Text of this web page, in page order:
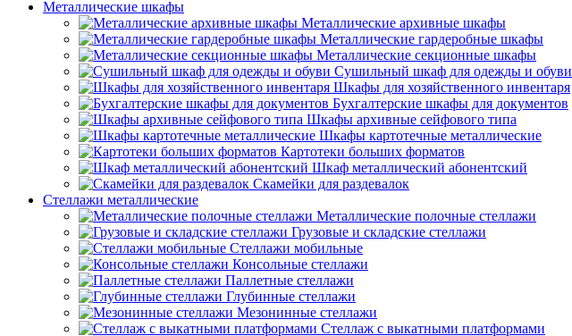
Металлические шкафы
Металлические архивные шкафы
Металлические гардеробные шкафы
Металлические секционные шкафы
Сушильный шкаф для одежды и обуви
Шкафы для хозяйственного инвентаря
Бухгалтерские шкафы для документов
Шкафы архивные сейфового типа
Шкафы картотечные металлические
Картотеки больших форматов
Шкаф металлический абонентский
Скамейки для раздевалок
Стеллажи металлические
Металлические полочные стеллажи
Грузовые и складские стеллажи
Стеллажи мобильные
Консольные стеллажи
Паллетные стеллажи
Глубинные стеллажи
Мезонинные стеллажи
Стеллаж с выкатными платформами